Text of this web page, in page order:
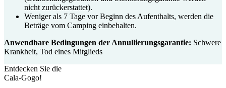
nicht zurückerstattet).
Weniger als 7 Tage vor Beginn des Aufenthalts, werden die
Beträge vom Camping einbehalten.
Anwendbare Bedingungen der Annullierungsgarantie: Schwere
Krankheit, Tod eines Mitglieds
Entdecken Sie die
Cala-Gogo!